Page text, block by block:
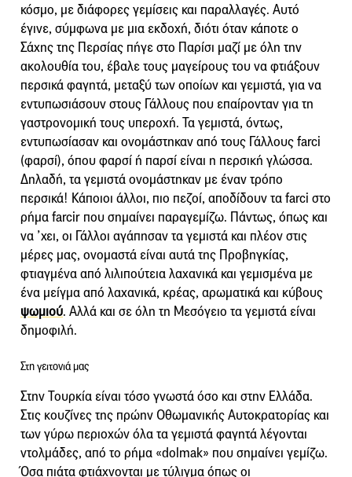
κόσμο, με διάφορες γεμίσεις και παραλλαγές. Αυτό
έγινε, σύμφωνα με μια εκδοχή, διότι όταν κάποτε ο
Σάχης της Περσίας πήγε στο Παρίσι μαζί με όλη την
ακολουθία του, έβαλε τους μαγείρους του να φτιάξουν
περσικά φαγητά, μεταξύ των οποίων και γεμιστά, για να
εντυπωσιάσουν στους Γάλλους που επαίρονταν για τη
γαστρονομική τους υπεροχή. Τα γεμιστά, όντως,
εντυπωσίασαν και ονομάστηκαν από τους Γάλλους farci
(φαρσί), όπου φαρσί ή παρσί είναι η περσική γλώσσα.
Δηλαδή, τα γεμιστά ονομάστηκαν με έναν τρόπο
περσικά! Κάποιοι άλλοι, πιο πεζοί, αποδίδουν τα farci στο
ρήμα farcir που σημαίνει παραγεμίζω. Πάντως, όπως και
να ’χει, οι Γάλλοι αγάπησαν τα γεμιστά και πλέον στις
μέρες μας, ονομαστά είναι αυτά της Προβηγκίας,
φτιαγμένα από λιλιπούτεια λαχανικά και γεμισμένα με
ένα μείγμα από λαχανικά, κρέας, αρωματικά και κύβους
ψωμιού. Αλλά και σε όλη τη Μεσόγειο τα γεμιστά είναι
δημοφιλή.
Στη γειτονιά μας
Στην Τουρκία είναι τόσο γνωστά όσο και στην Ελλάδα.
Στις κουζίνες της πρώην Οθωμανικής Αυτοκρατορίας και
των γύρω περιοχών όλα τα γεμιστά φαγητά λέγονται
ντολμάδες, από το ρήμα «dolmak» που σημαίνει γεμίζω.
Όσα πιάτα φτιάχνονται με τύλιγμα όπως οι